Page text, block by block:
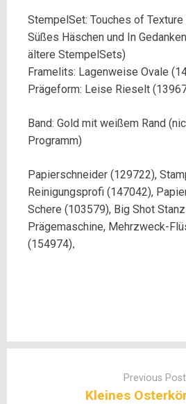
StempelSet: Touches of
Süßes Häschen und In
ältere StempelSets)
Framelits: Lagenweise Ovale
Prägeform: Leise Rieselt
Band: Gold mit weißem Rand
Programm)
Papierschneider (129722),
Reinigungsprofi (147042),
Schere (103579), Big Shot
Prägemaschine, Mehrzweck-
(154974),
Previous
Kleines